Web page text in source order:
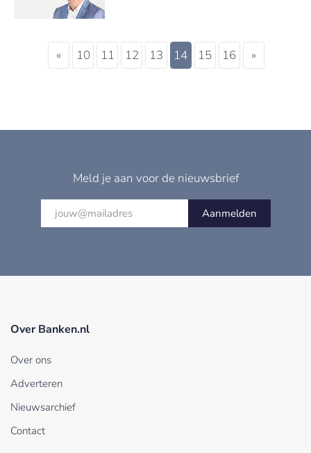
« 10 11 12 13 14 15 16 »
Meld je aan voor de nieuwsbrief
Aanmelden
Over Banken.nl
Over ons
Adverteren
Nieuwsarchief
Contact